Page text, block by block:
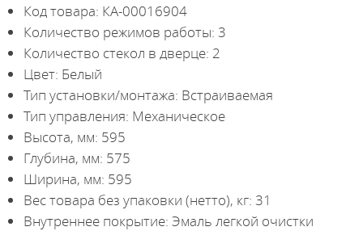
Код товара: КА-00016904
Количество режимов работы: 3
Количество стекол в дверце: 2
Цвет: Белый
Тип установки/монтажа: Встраиваемая
Тип управления: Механическое
Высота, мм: 595
Глубина, мм: 575
Ширина, мм: 595
Вес товара без упаковки (нетто), кг: 31
Внутреннее покрытие: Эмаль легкой очистки